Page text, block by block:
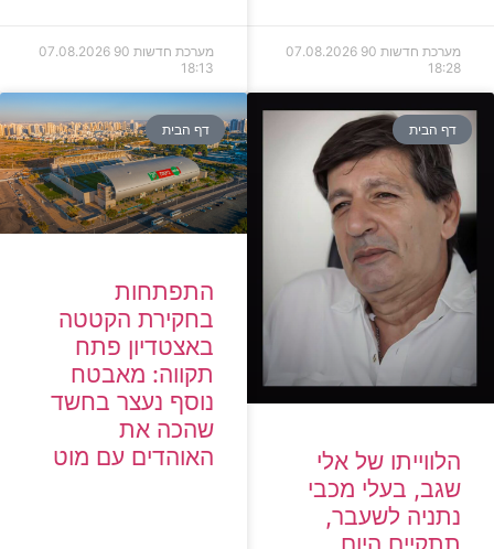
מערכת חדשות 90
07.08.2026
18:28
מערכת חדשות 90
07.08.2026
18:13
דף הבית
הלווייתו של אלי
שגב, בעלי מכבי
נתניה לשעבר,
דף הבית
התפתחות
בחקירת הקטטה
באצטדיון פתח
תקווה: מאבטח
נוסף נעצר בחשד
שהכה את
האוהדים עם מוט